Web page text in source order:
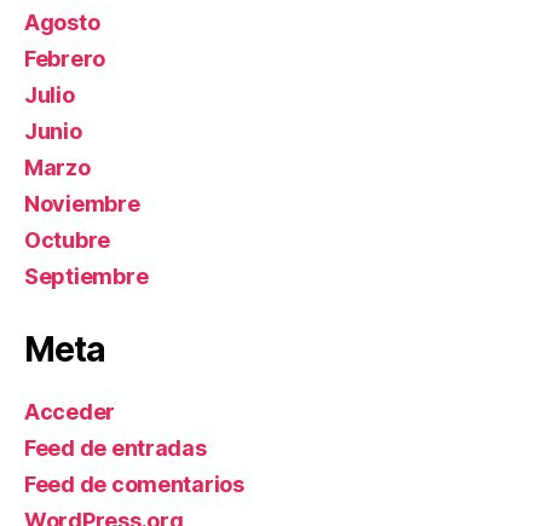
Agosto
Febrero
Julio
Junio
Marzo
Noviembre
Octubre
Septiembre
Meta
Acceder
Feed de entradas
Feed de comentarios
WordPress.org